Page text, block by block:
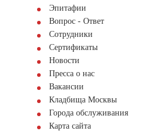
Эпитафии
Вопрос - Ответ
Сотрудники
Сертификаты
Новости
Пресса о нас
Вакансии
Кладбища Москвы
Города обслуживания
Карта сайта